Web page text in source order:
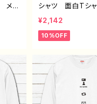
メン
動
め
絵
袖T
ツ オ
ッ
シャツ 面白Tシ
ズ レディース か
い イラスト パ
物 ゆるかわ お
ク ゆるい ネタ
気 イラストレー
師 クリエイタ
シャツ ロングT
リジナル デザイ
¥2,142
10%OFF